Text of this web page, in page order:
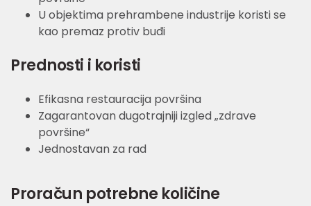
U objektima prehrambene industrije koristi se
kao premaz protiv buđi
Prednosti i koristi
Efikasna restauracija površina
Zagarantovan dugotrajniji izgled „zdrave
površine“
Jednostavan za rad
Proračun potrebne količine